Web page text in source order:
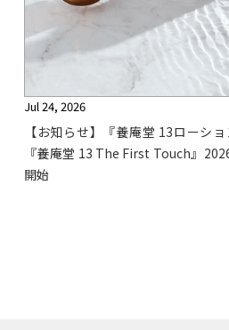
Jul 24, 2026
【お知らせ】『養庵堂 13ローシ
『養庵堂 13 The First Touch』
開始